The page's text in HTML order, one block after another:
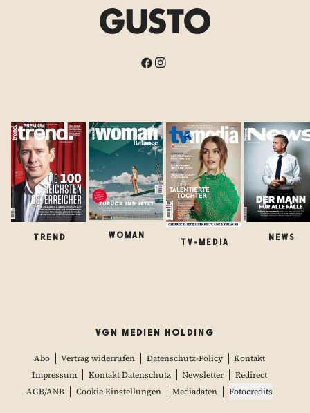
TREND WOMAN
TV-MEDIA
NEWS
VGN MEDIEN HOLDING
Abo Vertrag widerrufen Datenschutz-Policy
Kontakt
Impressum
Kontakt Datenschutz Newsletter
Redirect
AGB/ANB
Cookie Einstellungen Mediadaten Fotocredits